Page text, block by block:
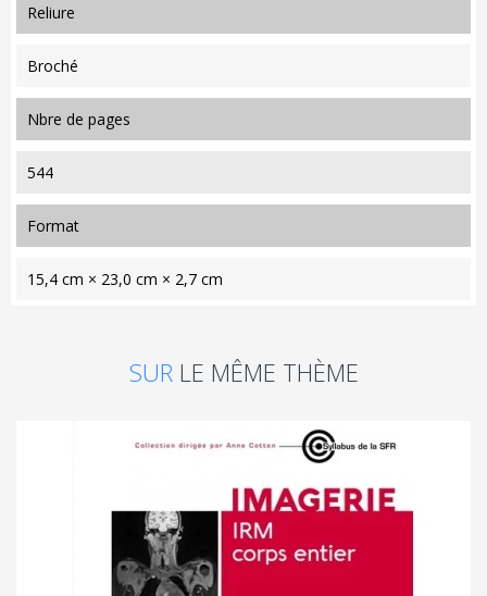
reliure
Broché
nbre de pages
544
format
15,4 cm × 23,0 cm × 2,7 cm
SUR LE MÊME THÈME